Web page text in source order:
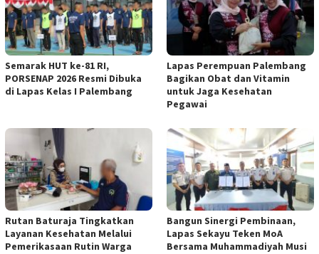
Semarak HUT ke-81 RI,
PORSENAP 2026 Resmi Dibuka
di Lapas Kelas I Palembang
Lapas Perempuan Palembang
Bagikan Obat dan Vitamin
untuk Jaga Kesehatan
Pegawai
Rutan Baturaja Tingkatkan
Layanan Kesehatan Melalui
Pemerikasaan Rutin Warga
Bangun Sinergi Pembinaan,
Lapas Sekayu Teken MoA
Bersama Muhammadiyah Musi